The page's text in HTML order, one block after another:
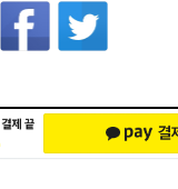
좋은 이유